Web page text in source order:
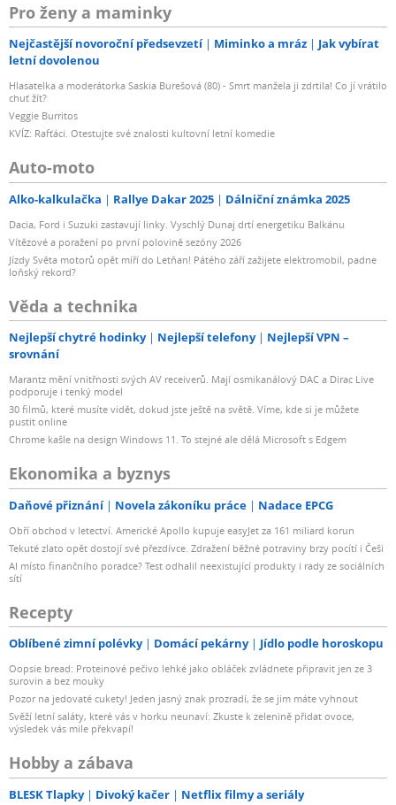
Pro ženy a maminky
Nejčastější novoroční předsevzetí Miminko a mráz
Jak vybírat
letní dovolenou
Hlasatelka a moderátorka Saskia Burešová (80) - Smrt manžela ji zdrtila! Co jí vrátilo
chuť žít?
Veggie Burritos
KVÍZ: Rafťáci. Otestujte své znalosti kultovní letní komedie
Auto-moto
Alko-kalkulačka Rallye Dakar 2025 Dálniční známka 2025
Dacia, Ford i Suzuki zastavují linky. Vyschlý Dunaj drtí energetiku Balkánu
Vítězové a poražení po první polovině sezóny 2026
Jízdy Světa motorů opět míří do Letňan! Pátého září zažijete elektromobil, padne
loňský rekord?
Věda a technika
Nejlepší chytré hodinky Nejlepší telefony
Nejlepší VPN –
srovnání
Marantz mění vnitřnosti svých AV receiverů. Mají osmikanálový DAC a Dirac Live
podporuje i tenký model
30 filmů, které musíte vidět, dokud jste ještě na světě. Víme, kde si je můžete
pustit online
Chrome kašle na design Windows 11. To stejné ale dělá Microsoft s Edgem
Ekonomika a byznys
Daňové přiznání Novela zákoníku práce Nadace EPCG
Obří obchod v letectví. Americké Apollo kupuje easyJet za 161 miliard korun
Tekuté zlato opět dostojí své přezdívce. Zdražení běžné potraviny brzy pocítí i Češi
AI místo finančního poradce? Test odhalil neexistující produkty i rady ze sociálních
sítí
Recepty
Oblíbené zimní polévky Domácí pekárny Jídlo podle horoskopu
Oopsie bread: Proteinové pečivo lehké jako obláček zvládnete připravit jen ze 3
surovin a bez mouky
Pozor na jedovaté cukety! Jeden jasný znak prozradí, že se jim máte vyhnout
Svěží letní saláty, které vás v horku neunaví: Zkuste k zelenině přidat ovoce,
výsledek vás mile překvapí!
Hobby a zábava
BLESK Tlapky Divoký kačer Netflix filmy a seriály